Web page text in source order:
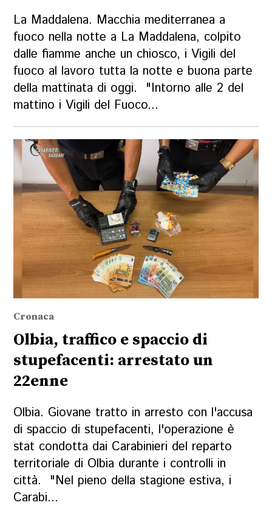
La Maddalena. Macchia mediterranea a
fuoco nella notte a La Maddalena, colpito
dalle fiamme anche un chiosco, i Vigili del
fuoco al lavoro tutta la notte e buona parte
della mattinata di oggi. "Intorno alle 2 del
mattino i Vigili del Fuoco...
Cronaca
Olbia, traffico e spaccio di
stupefacenti: arrestato un
22enne
Olbia. Giovane tratto in arresto con l'accusa
di spaccio di stupefacenti, l'operazione è
stat condotta dai Carabinieri del reparto
territoriale di Olbia durante i controlli in
città. "Nel pieno della stagione estiva, i
Carabi...